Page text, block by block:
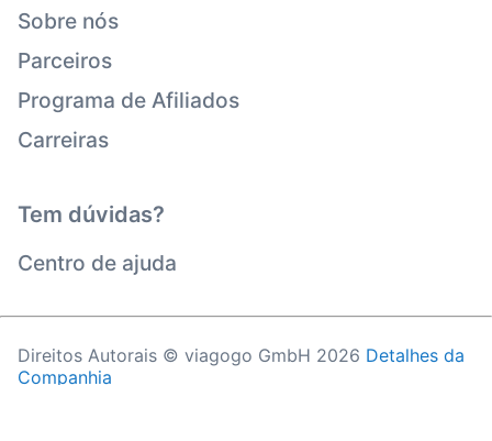
Sobre nós
Parceiros
Programa de Afiliados
Carreiras
Tem dúvidas?
Centro de ajuda
Direitos Autorais © viagogo GmbH 2026 Detalhes da
Companhia